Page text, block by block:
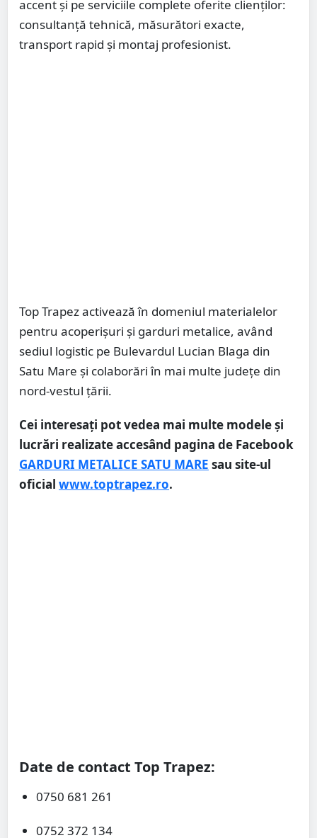
accent și pe serviciile complete oferite clienților:
consultanță tehnică, măsurători exacte,
transport rapid și montaj profesionist.
Top Trapez activează în domeniul materialelor
pentru acoperișuri și garduri metalice, având
sediul logistic pe Bulevardul Lucian Blaga din
Satu Mare și colaborări în mai multe județe din
nord-vestul țării.
Cei interesați pot vedea mai multe modele și
lucrări realizate accesând pagina de Facebook
GARDURI METALICE SATU MARE sau site-ul
oficial www.toptrapez.ro.
Date de contact Top Trapez:
0750 681 261
0752 372 134